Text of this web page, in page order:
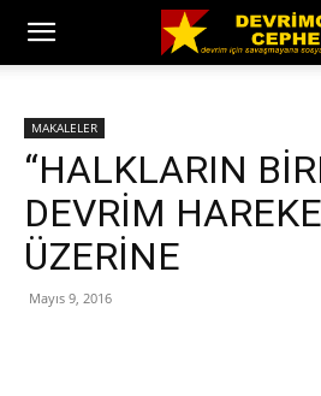
MAKALELER
‘‘HALKLARIN
DEVRİM
ÜZERİNE
Mayıs 9, 2016